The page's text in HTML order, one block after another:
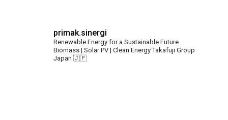
primak.sinergi
Renewable Energy for a Sustainable Future
Biomass | Solar PV | Clean EnergyTakafuji Group
Japan 🇯🇵